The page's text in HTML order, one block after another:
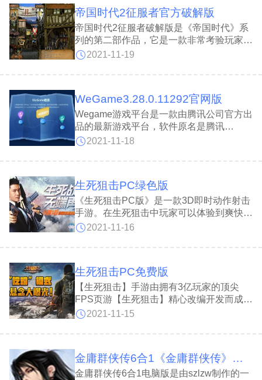
前来下载。
帝国时代2征服者官方破解版
帝国时代2征服者破解版是《帝国时代》系
列的第二部作品，它是一款非常考验玩家指
挥能力的战争策略游戏。我们的玩家可以在
国家来进行统治，这些国家会有属于自己的
外，同时还必须要不断培养强大的兵种，然
后和其他对手决一死战，将敌方的国家直接
毁灭。
2021-11-19
WeGame3.28.0.11292官网版
Wegame游戏平台是一款由腾讯公司官方出
品的最新游戏平台，软件原名是腾讯
TGP，现在已正式全面升级并更名为
多好玩的东西，详细功能只有自己下载才能
版游戏市场，与steam等游戏平台相竞争，
目前Wegame已与多家国内外知名游戏厂商
达成合作，未来将会给国内广大玩家带来更
多高质量游戏大作。
2021-11-18
生死狙击PC绿色版
《生死狙击PC版》是一款3D即时动作射击
手游。在生死狙击中玩家可以体验到爽快的
射击感，只要你有强大的实力，枪枪爆头轻
不要紧，来这里感受弩的原始刺激吧!第一
释手，数百关卡个个耐玩，一个人，就是一
场战争。
2021-11-16
生死狙击PC免费版
【生死狙击】手游由拥有3亿玩家的顶尖
FPS页游【生死狙击】精心改编开发而成。
在保留了生死狙击页游绝大部分经典的玩
引入了全新的操作模式和趣味玩法，力求让
快感。
2021-11-15
金庸群侠传6合1《金庸群侠传》 v1.01最终版
金庸群侠传6合1电脑版是由szlzw制作的一